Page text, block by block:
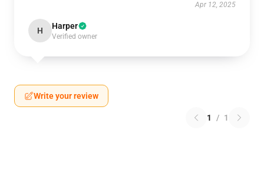
Apr 12, 2025
H Harper
Verified owner
Write your review
1 / 1